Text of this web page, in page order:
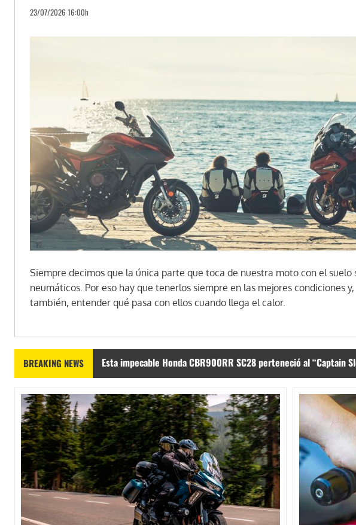
23/07/2026 16:00h
Siempre decimos que la única parte que toca de nuestra moto con el suelo
neumáticos. Por eso hay que tenerlos siempre en las mejores condiciones y,
también, entender qué pasa con ellos cuando llega el calor.
BREAKING NEWS Esta impecable Honda CBR900RR SC28 perteneció al “Captain